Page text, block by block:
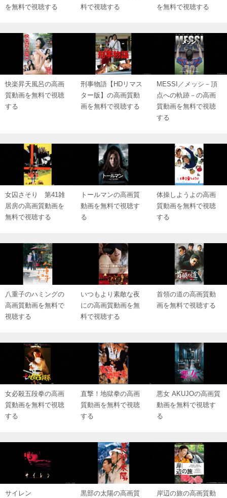
を無料で視聴する
料で視聴する
を無料で視聴する
快楽昇天風呂の高画
質動画を無料で視聴
する
刑事物語【HDリマス
ター版】の高画質動
画を無料で視聴する
MESSI／メッシ－頂
点への軌跡－の高画
質動画を無料で視聴
する
女囚さそり 第41雑
居房の高画質動画を
無料で視聴する
トールマンの高画質
動画を無料で視聴す
る
体操しようよの高画
質動画を無料で視聴
する
八重子のハミングの
高画質動画を無料で
視聴する
いつもより素敵な夜
にの高画質動画を無
料で視聴する
首領の道の高画質動
画を無料で視聴する
女必殺五段拳の高画
質動画を無料で視聴
する
直撃！地獄拳の高画
質動画を無料で視聴
する
悪女 AKUJOの高画質
動画を無料で視聴す
る
サイレン
黒部の太陽の高画質
岸辺の旅の高画質動